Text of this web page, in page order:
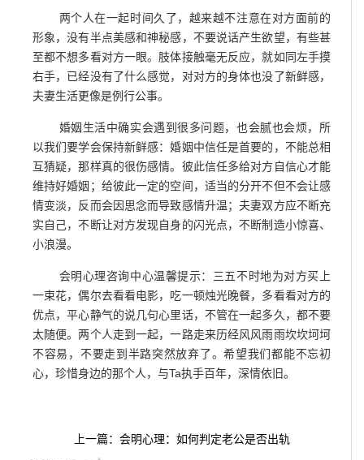
两个人在一起时间久了，越来越不注意在对方面前的
形象，没有半点美感和神秘感，不要说话产生欲望，有些甚
至都不想多看对方一眼。肢体接触毫无反应，就如同左手摸
右手，已经没有了什么感觉，对对方的身体也没了新鲜感，
夫妻生活更像是例行公事。
婚姻生活中确实会遇到很多问题，也会腻也会烦，所
以我们要学会保持新鲜感：婚姻中信任是首要的，不能总相
互猜疑，那样真的很伤感情。彼此信任多给对方自信心才能
维持好婚姻；给彼此一定的空间，适当的分开不但不会让感
情变淡，反而会因思念而导致感情升温；夫妻双方应不断充
实自己，不断让对方发现自身的闪光点，不断制造小惊喜、
小浪漫。
会明心理咨询中心温馨提示：三五不时地为对方买上
一束花，偶尔去看看电影，吃一顿烛光晚餐，多看看对方的
优点，平心静气的说几句心里话，不管在一起多久，都不要
太随便。两个人走到一起，一路走来历经风风雨雨坎坎坷坷
不容易，不要走到半路突然放弃了。希望我们都能不忘初
心，珍惜身边的那个人，与Ta执手百年，深情依旧。
上一篇：会明心理：如何判定老公是否出轨